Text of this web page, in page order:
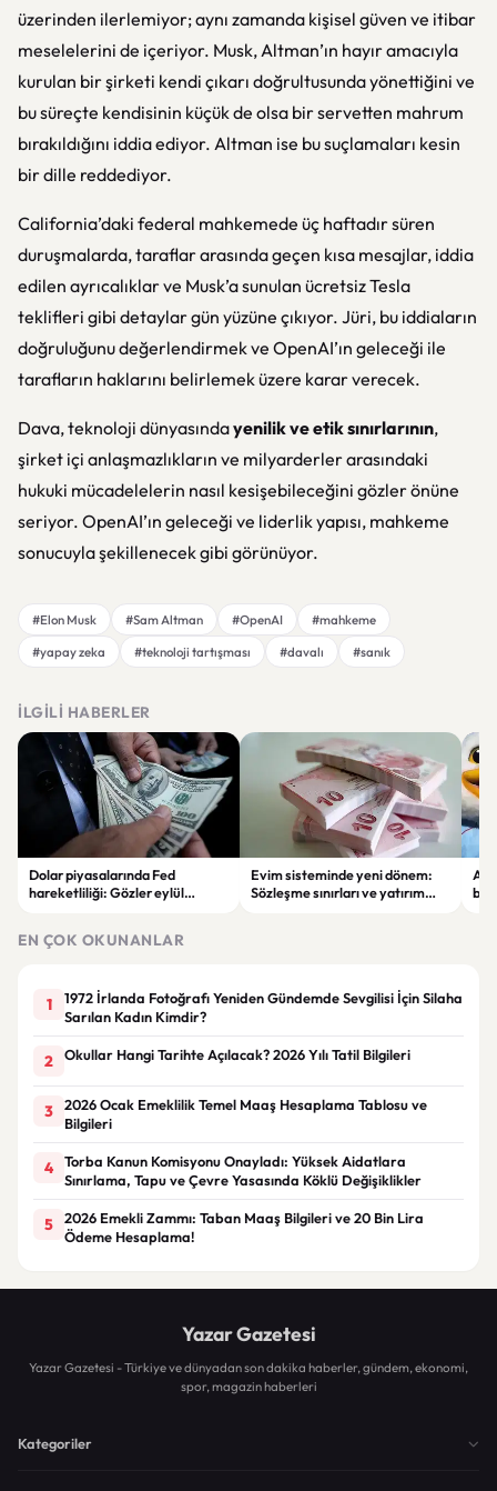
üzerinden ilerlemiyor; aynı zamanda kişisel güven ve itibar
meselelerini de içeriyor. Musk, Altman’ın hayır amacıyla
kurulan bir şirketi kendi çıkarı doğrultusunda yönettiğini ve
bu süreçte kendisinin küçük de olsa bir servetten mahrum
bırakıldığını iddia ediyor. Altman ise bu suçlamaları kesin
bir dille reddediyor.
California’daki federal mahkemede üç haftadır süren
duruşmalarda, taraflar arasında geçen kısa mesajlar, iddia
edilen ayrıcalıklar ve Musk’a sunulan ücretsiz Tesla
teklifleri gibi detaylar gün yüzüne çıkıyor. Jüri, bu iddiaların
doğruluğunu değerlendirmek ve OpenAI’ın geleceği ile
tarafların haklarını belirlemek üzere karar verecek.
Dava, teknoloji dünyasındayenilik ve etik sınırlarının,
şirket içi anlaşmazlıkların ve milyarderler arasındaki
hukuki mücadelelerin nasıl kesişebileceğini gözler önüne
seriyor. OpenAI’ın geleceği ve liderlik yapısı, mahkeme
sonucuyla şekillenecek gibi görünüyor.
#Elon Musk #Sam Altman #OpenAI
#mahkeme
#yapay zeka
#teknoloji tartışması #davalı #sanık
İLGILI HABERLER
Dolar piyasalarında Fed
hareketliliği: Gözler eylül
Evim sisteminde yeni dönem:
Sözleşme sınırları ve yatırım
EN ÇOK OKUNANLAR
1
1972 İrlanda Fotoğrafı Yeniden Gündemde Sevgilisi İçin Silaha
Sarılan Kadın Kimdir?
2 Okullar Hangi Tarihte Açılacak? 2026 Yılı Tatil Bilgileri
3
2026 Ocak Emeklilik Temel Maaş Hesaplama Tablosu ve
Bilgileri
4
Torba Kanun Komisyonu Onayladı: Yüksek Aidatlara
Sınırlama, Tapu ve Çevre Yasasında Köklü Değişiklikler
5
2026 Emekli Zammı: Taban Maaş Bilgileri ve 20 Bin Lira
Ödeme Hesaplama!
Yazar Gazetesi
Yazar Gazetesi - Türkiye ve dünyadan son dakika haberler, gündem, ekonomi,
spor, magazin haberleri
Kategoriler